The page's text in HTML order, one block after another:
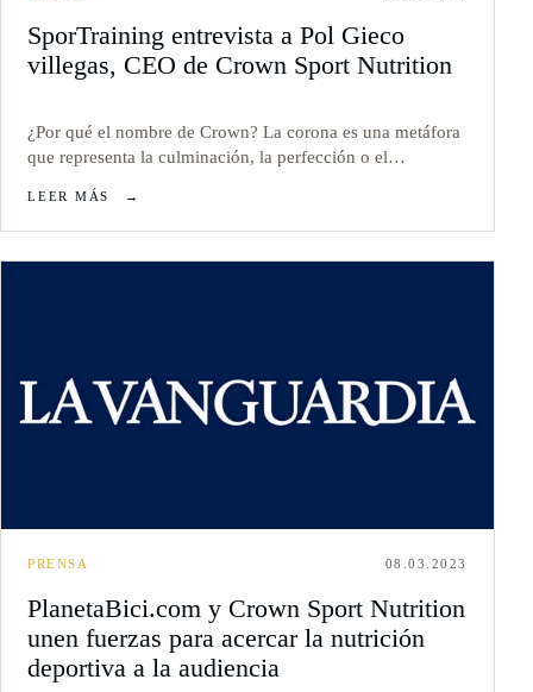
SporTraining entrevista a Pol Gieco
villegas, CEO de Crown Sport Nutrition
¿Por qué el nombre de Crown? La corona es una metáfora
que representa la culminación, la perfección o el…
LEER MÁS →
PRENSA 08.03.2023
PlanetaBici.com y Crown Sport Nutrition
unen fuerzas para acercar la nutrición
deportiva a la audiencia